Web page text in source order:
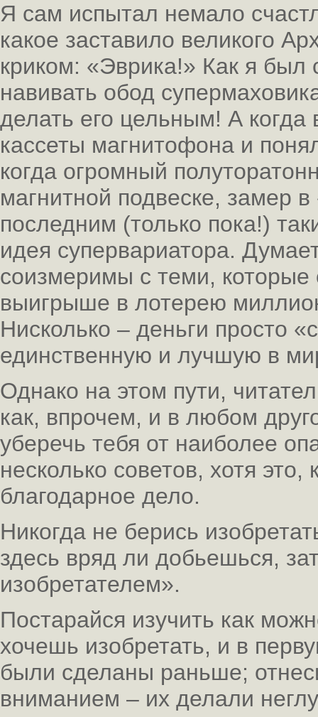
Я сам испытал немало
какое заставило великого
криком: «Эврика!» Как я был
навивать обод
делать его цельным! А
кассеты магнитофона и
когда огромный
магнитной подвеске, замер
последним (только пока!)
идея супервариатора.
соизмеримы с теми,
выигрыше в лотерею
Нисколько – деньги просто
единственную и лучшую в
Однако на этом пути,
как, впрочем, и в любом
уберечь тебя от наиболее
несколько советов, хотя
благодарное дело.
Никогда не берись
здесь вряд ли добьешься,
изобретателем».
Постарайся изучить как
хочешь изобретать, и в
были сделаны раньше;
вниманием – их делали